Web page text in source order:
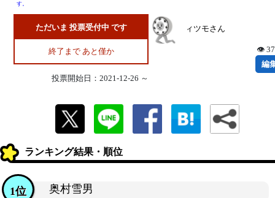
す。
ただいま 投票受付中 です
終了まで あと僅か
投票開始日：2021-12-26 ～
ィツモさん
👁
編
ランキング結果・順位
奥村雪男
1位